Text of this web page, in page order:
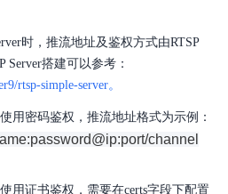
时，推流地址及鉴权方式由RTSP
Server搭建可以参考：
rtsp-simple-server。
用密码鉴权，推流地址格式为示例：
channel
用证书鉴权，需要在certs字段下配置